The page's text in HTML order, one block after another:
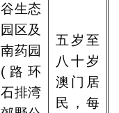
谷生态
园区及
南药园
(路环
石排湾
五岁至
八十岁
澳门居
民，每